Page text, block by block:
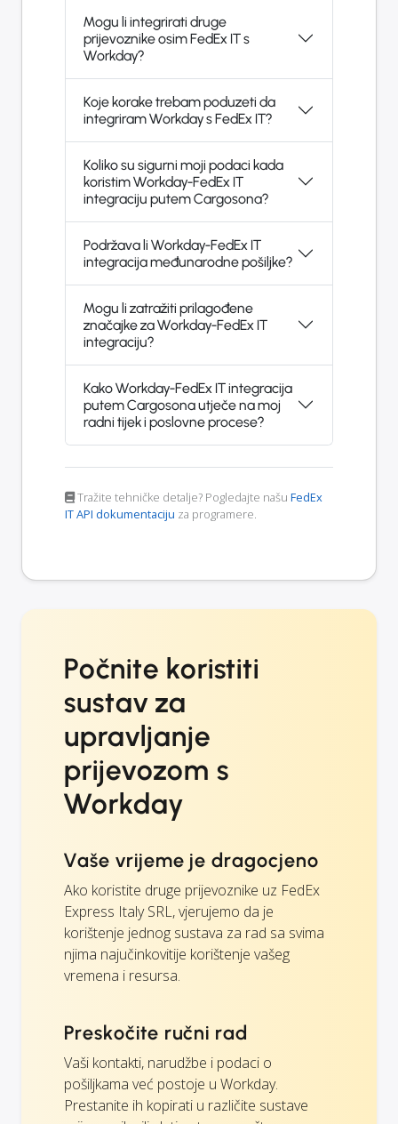
Mogu li integrirati druge
prijevoznike osim FedEx IT s
Workday?
Koje korake trebam poduzeti da
integriram Workday s FedEx IT?
Koliko su sigurni moji podaci kada
koristim Workday-FedEx IT
integraciju putem Cargosona?
Podržava li Workday-FedEx IT
integracija međunarodne pošiljke?
Mogu li zatražiti prilagođene
značajke za Workday-FedEx IT
integraciju?
Kako Workday-FedEx IT integracija
putem Cargosona utječe na moj
radni tijek i poslovne procese?
Tražite tehničke detalje? Pogledajte našu FedEx
IT API dokumentaciju za programere.
Počnite koristiti
sustav za
upravljanje
prijevozom s
Workday
Vaše vrijeme je dragocjeno
Ako koristite druge prijevoznike uz FedEx
Express Italy SRL, vjerujemo da je
korištenje jednog sustava za rad sa svima
njima najučinkovitije korištenje vašeg
vremena i resursa.
Preskočite ručni rad
Vaši kontakti, narudžbe i podaci o
pošiljkama već postoje u Workday.
Prestanite ih kopirati u različite sustave